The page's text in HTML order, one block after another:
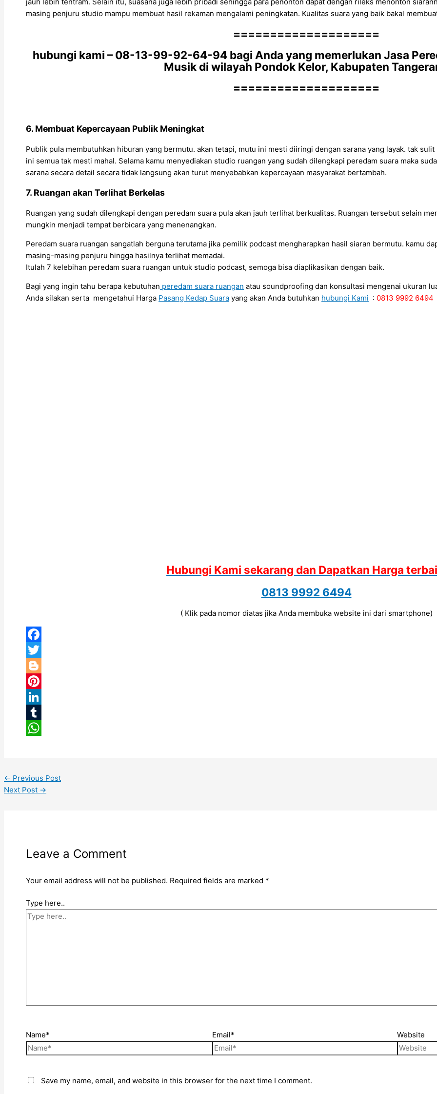
masing penjuru studio mampu membuat hasil rekaman mengalami peningkatan. Kualitas suara yang baik bakal
====================
hubungi kami – 08-13-99-92-64-94 bagi Anda yang memerlukan Jasa
Musik di wilayah Pondok Kelor, Kabupaten
====================
6. Membuat Kepercayaan Publik Meningkat
Publik pula membutuhkan hiburan yang bermutu. akan tetapi, mutu ini mesti diiringi dengan sarana yang layak. tak
ini semua tak mesti mahal. Selama kamu menyediakan studio ruangan yang sudah dilengkapi peredam suara maka
sarana secara detail secara tidak langsung akan turut menyebabkan kepercayaan masyarakat bertambah.
7. Ruangan akan Terlihat Berkelas
Ruangan yang sudah dilengkapi dengan peredam suara pula akan jauh terlihat berkualitas. Ruangan tersebut selain
mungkin menjadi tempat berbicara yang menenangkan.
Peredam suara ruangan sangatlah berguna terutama jika pemilik podcast mengharapkan hasil siaran bermutu. kamu
masing-masing penjuru hingga hasilnya terlihat memadai.
Itulah 7 kelebihan peredam suara ruangan untuk studio podcast, semoga bisa diaplikasikan dengan baik.
Bagi yang ingin tahu berapa kebutuhan peredam suara ruangan atau soundproofing dan konsultasi mengenai ukuran
Anda silakan serta mengetahui Harga Pasang Kedap Suara yang akan Anda butuhkan hubungi Kami : 0813 9992 6494
Hubungi Kami sekarang dan Dapatkan Harga
0813 9992 6494
( Klik pada nomor diatas jika Anda membuka website ini dari smartphone)
Facebook
Twitter
Blogger
Pinterest
LinkedIn
Tumblr
← Previous Post
Next Post →
Leave a Comment
Your email address will not be published. Required fields are marked *
Type here..
Name* Email* Website
Save my name, email, and website in this browser for the next time I comment.